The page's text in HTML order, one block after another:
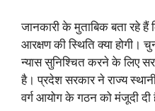
जानकारी के मुताबिक बता रहे
आरक्षण की स्थिति क्या होगी।
न्यास सुनिश्चित करने के लिए
है। प्रदेश सरकार ने राज्य
वर्ग आयोग के गठन को मंजूदी दी